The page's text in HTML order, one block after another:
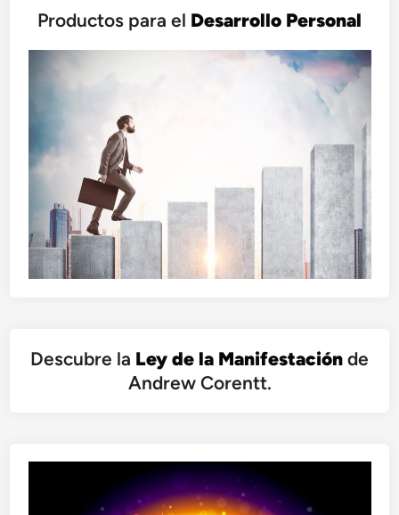
Productos para el Desarrollo Personal
Descubre la Ley de la Manifestación de
Andrew Corentt.